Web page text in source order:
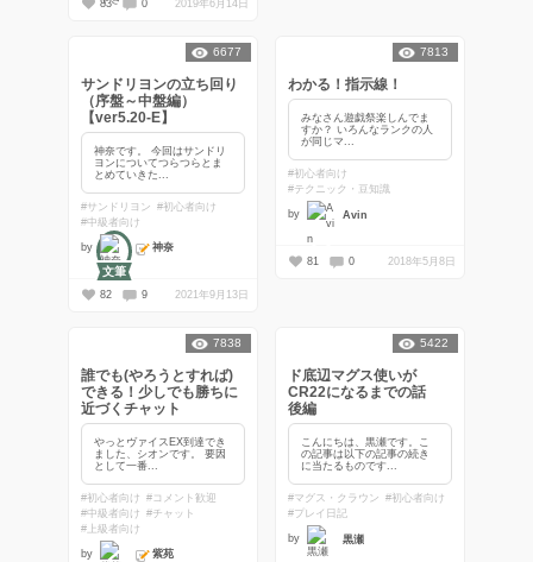
83 0 2019年6月14日
サンドリヨンの立ち回り
（序盤～中盤編）
【ver5.20-E】
神奈です。 今回はサンドリ
ヨンについてつらつらとま
とめていきた...
#サンドリヨン #初心者向け
#中級者向け
by
文筆
神奈
6677
82 9 2021年9月13日
わかる！指示線！
みなさん遊戯祭楽しんでま
すか？ いろんなランクの人
が同じマ...
#初心者向け
#テクニック・豆知識
by Avin
7813
81 0 2018年5月8日
誰でも(やろうとすれば)
できる！少しでも勝ちに
近づくチャット
やっとヴァイスEX到達でき
ました、シオンです。 要因
として一番...
#初心者向け #コメント歓迎
#中級者向け #チャット
#上級者向け
by 紫苑
7838
ド底辺マグス使いが
CR22になるまでの話
後編
こんにちは、黒瀬です。こ
の記事は以下の記事の続き
に当たるものです...
#マグス・クラウン #初心者向け
#プレイ日記
by 黒瀬
5422